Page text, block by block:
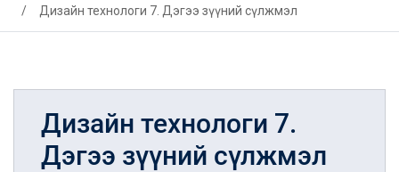
Дизайн технологи 7. Дэгээ зүүний сүлжмэл
Дизайн технологи 7.
Дэгээ зүүний сүлжмэл